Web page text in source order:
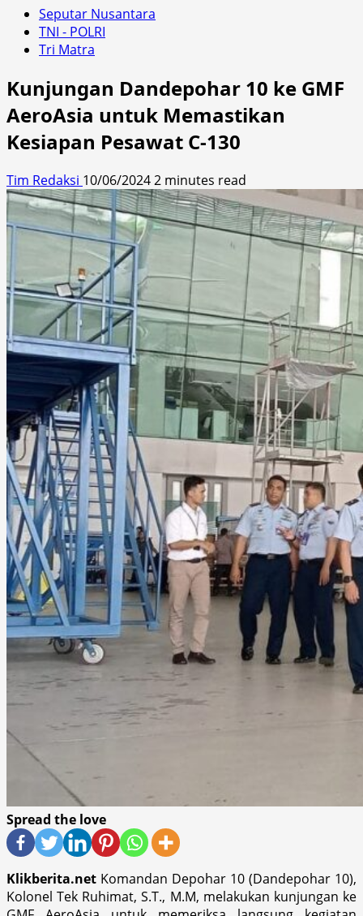
Seputar Nusantara
TNI - POLRI
Tri Matra
Kunjungan Dandepohar 10 ke GMF
AeroAsia untuk Memastikan
Kesiapan Pesawat C-130
Tim Redaksi 10/06/20242 minutes read
Spread the love
Klikberita.net Komandan Depohar 10 (Dandepohar 10),
Kolonel Tek Ruhimat, S.T., M.M, melakukan kunjungan ke